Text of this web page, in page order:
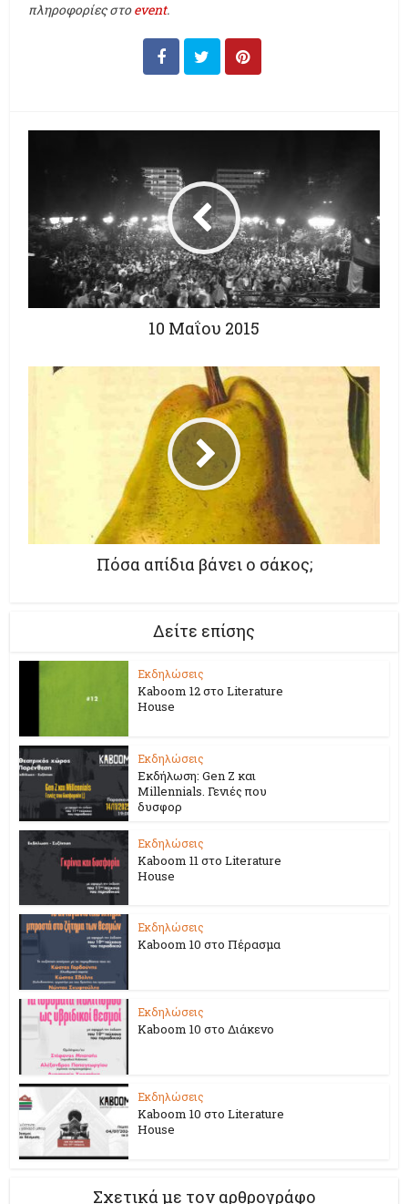
πληροφορίες στοevent.
10 Μαΐου 2015
Πόσα απίδια βάνει ο σάκος;
Δείτε επίσης
Εκδηλώσεις
Kaboom 12 στο Literature
House
Εκδηλώσεις
Εκδήλωση: Gen Z και
Millennials. Γενιές που
δυσφορ
Εκδηλώσεις
Kaboom 11 στο Literature
House
Εκδηλώσεις
Kaboom 10 στο Πέρασμα
Εκδηλώσεις
Kaboom 10 στο Διάκενο
Εκδηλώσεις
Kaboom 10 στο Literature
House
Σχετικά με τον αρθρογράφο